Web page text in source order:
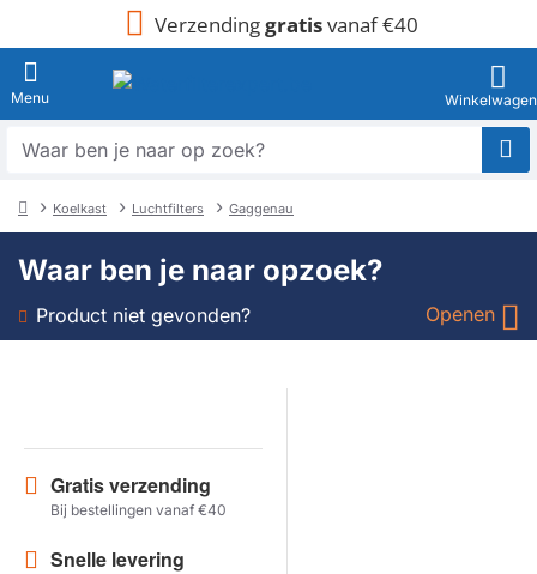
Verzendinggratisvanaf €40
Waar
zoek?
Koelkast Luchtfilters Gaggenau
Waar ben je naar opzoek?
Product niet gevonden? Openen
Model
Gratis verzending
Bij bestellingen vanaf €40
Snelle levering